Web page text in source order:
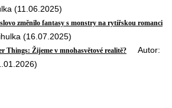
(11.06.2025)
změnilo fantasy s monstry na rytířskou romanci
(16.07.2025)
Things: Žijeme v mnohasvětové realitě? Autor: